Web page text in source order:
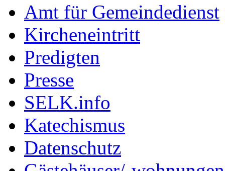
Amt für Gemeindedienst
Kircheneintritt
Predigten
Presse
SELK.info
Katechismus
Datenschutz